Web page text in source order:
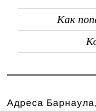
Как
Адреса